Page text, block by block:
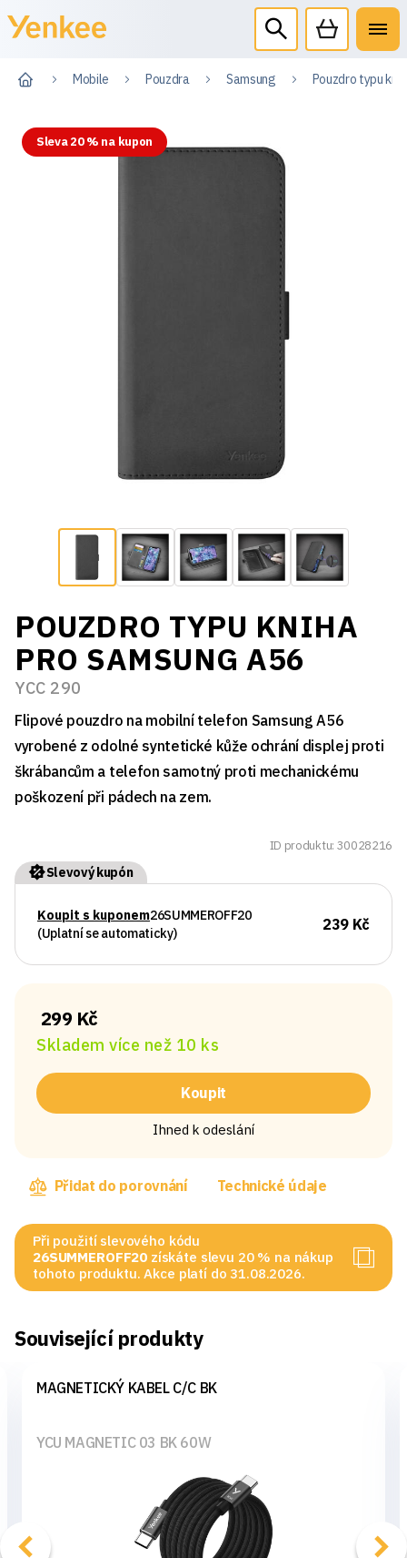
Mobile Pouzdra Samsung Pouzdro typu
Sleva 20 % na kupon
POUZDRO TYPU KNIHA
PRO SAMSUNG A56
YCC 290
Flipové pouzdro na mobilní telefon Samsung A56
vyrobené z odolné syntetické kůže ochrání displej proti
škrábancům a telefon samotný proti mechanickému
poškození při pádech na zem.
ID produktu: 30028216
Slevový kupón
Koupit s kuponem26SUMMEROFF20
(Uplatní se automaticky)
239 Kč
299 Kč
Skladem více než 10 ks
Koupit
Ihned k odeslání
Přidat do porovnání Technické údaje
Při použití slevového kódu
26SUMMEROFF20 získáte slevu 20 % na nákup
tohoto produktu. Akce platí do 31.08.2026.
Související produkty
MAGNETICKÝ KABEL C/C BK
YCU MAGNETIC 03 BK 60W